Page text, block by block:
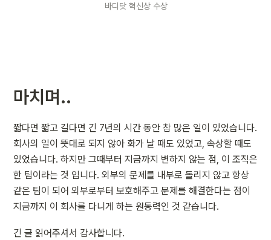
바디닷 혁신상 수상
마치며..
짧다면 짧고 길다면 긴 7년의 시간 동안 참 많은 일이 있었습니다.
회사의 일이 뜻대로 되지 않아 화가 날 때도 있었고, 속상할 때도
있었습니다. 하지만 그때부터 지금까지 변하지 않는 점, 이 조직은
한 팀이라는 것 입니다. 외부의 문제를 내부로 돌리지 않고 항상
같은 팀이 되어 외부로부터 보호해주고 문제를 해결한다는 점이
지금까지 이 회사를 다니게 하는 원동력인 것 같습니다.
긴 글 읽어주셔서 감사합니다.